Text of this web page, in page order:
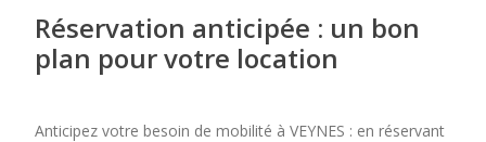
Réservation anticipée : un bon
plan pour votre location
Anticipez votre besoin de mobilité à VEYNES : en réservant